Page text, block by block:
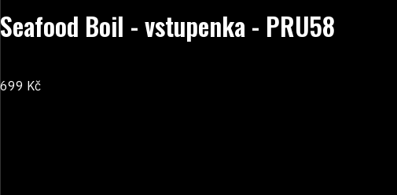
Seafood Boil - vstupenka - PRU58
699 Kč